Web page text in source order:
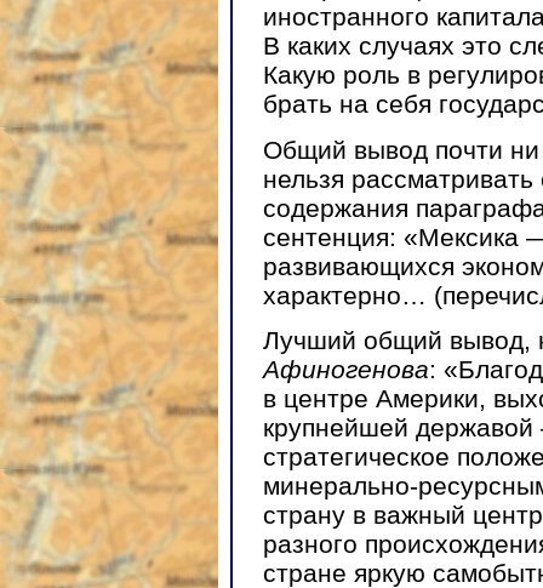
иностранного
В каких случаях это
Какую роль в
брать на себя
Общий вывод почти ни
нельзя рассматривать
содержания
сентенция: «Мексика
развивающихся
характерно…
Лучший общий вывод,
Афиногенова:
в центре Америки,
крупнейшей
стратегическое
минерально-
страну в важный
разного
стране яркую